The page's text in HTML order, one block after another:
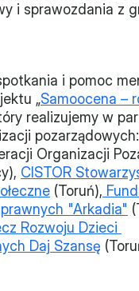
i sprawozdania z
i pomoc
„Samoocena –
realizujemy w
Organizacji
CISTOR
(Toruń),
"Arkadia"
Rozwoju Dzieci
Daj Szansę